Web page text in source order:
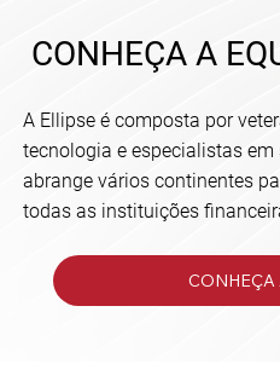
CONHEÇA A
A Ellipse é composta por
tecnologia e especialistas
abrange vários continentes
todas as instituições
CONHEÇA